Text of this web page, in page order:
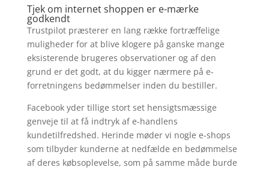
Tjek om internet shoppen er e-mærke
godkendt
Trustpilot præsterer en lang række fortræffelige
muligheder for at blive klogere på ganske mange
eksisterende brugeres observationer og af den
grund er det godt, at du kigger nærmere på e-
forretningens bedømmelser inden du bestiller.
Facebook yder tillige stort set hensigtsmæssige
genveje til at få indtryk af e-handlens
kundetilfredshed. Herinde møder vi nogle e-shops
som tilbyder kunderne at nedfælde en bedømmelse
af deres købsoplevelse, som på samme måde burde